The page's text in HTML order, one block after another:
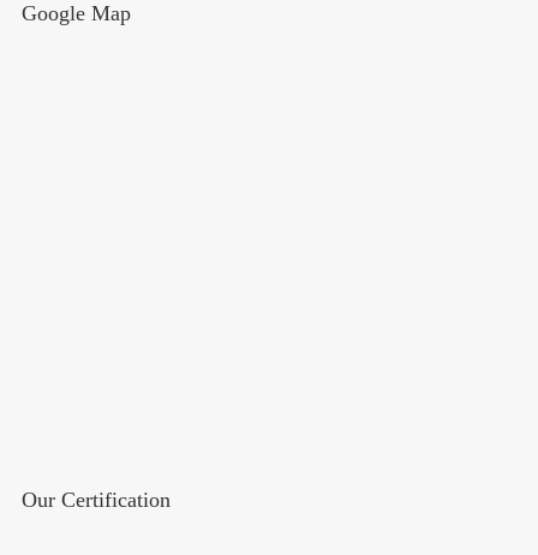
Google Map
Our Certification